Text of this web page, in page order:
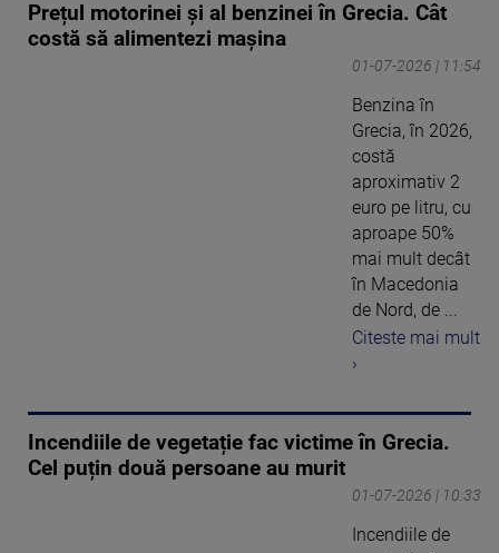
Prețul motorinei și al benzinei în Grecia. Cât
costă să alimentezi mașina
01-07-2026 | 11:54
Benzina în
Grecia, în 2026,
costă
aproximativ 2
euro pe litru, cu
aproape 50%
mai mult decât
în Macedonia
de Nord, de ...
Citeste mai mult
›
Incendiile de vegetație fac victime în Grecia.
Cel puțin două persoane au murit
01-07-2026 | 10:33
Incendiile de